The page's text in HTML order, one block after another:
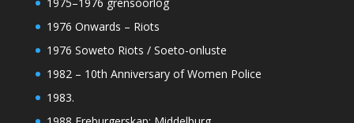
1976 Onwards – Riots
1976 Soweto Riots / Soeto-onluste
1982 – 10th Anniversary of Women Police
1983.